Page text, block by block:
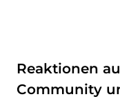
Reaktionen
Community